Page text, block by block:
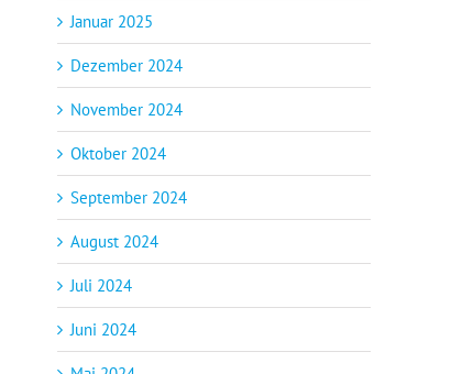
Januar 2025
Dezember 2024
November 2024
Oktober 2024
September 2024
August 2024
Juli 2024
Juni 2024